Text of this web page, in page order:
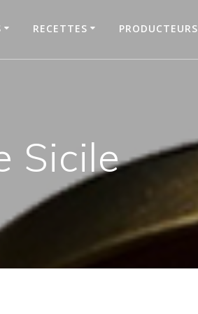
RECETTES PRODUCTEURS
Sicile